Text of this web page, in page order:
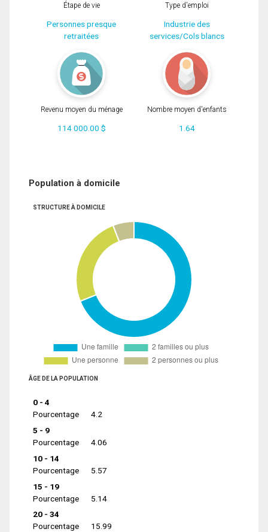
Étape de vie
Personnes presque
retraitées
Type d'emploi
Industrie des
services/Cols blancs
Revenu moyen du ménage
114 000.00 $
Nombre moyen d'enfants
1.64
Population à domicile
STRUCTURE À DOMICILE
ÂGE DE LA POPULATION
0 - 4
Pourcentage
4.2
5 - 9
Pourcentage
4.06
10 - 14
Pourcentage
5.57
15 - 19
Pourcentage
5.14
20 - 34
Pourcentage
15.99